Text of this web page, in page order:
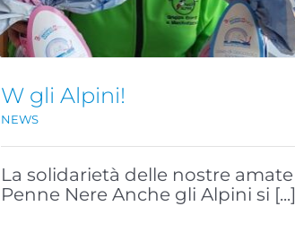
W gli Alpini!
NEWS
La solidarietà delle nostre amate
Penne Nere Anche gli Alpini si [...]